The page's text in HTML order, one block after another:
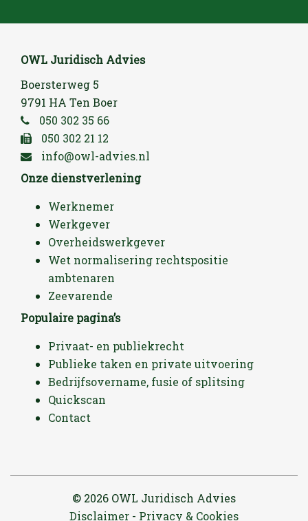
OWL Juridisch Advies
Boersterweg 5
9791 HA Ten Boer
050 302 35 66
050 302 21 12
info@owl-advies.nl
Onze dienstverlening
Werknemer
Werkgever
Overheidswerkgever
Wet normalisering rechtspositie
ambtenaren
Zeevarende
Populaire pagina’s
Privaat- en publiekrecht
Publieke taken en private uitvoering
Bedrijfsovername, fusie of splitsing
Quickscan
Contact
© 2026 OWL Juridisch Advies
Disclaimer
Privacy & Cookies